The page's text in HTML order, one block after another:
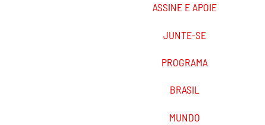
ASSINE E APOIE
JUNTE-SE
PROGRAMA
BRASIL
MUNDO